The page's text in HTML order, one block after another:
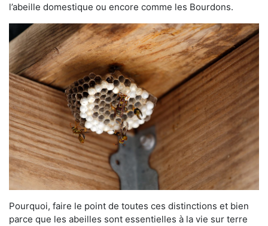
l’abeille domestique ou encore comme les Bourdons.
Pourquoi, faire le point de toutes ces distinctions et bien
parce que les abeilles sont essentielles à la vie sur terre